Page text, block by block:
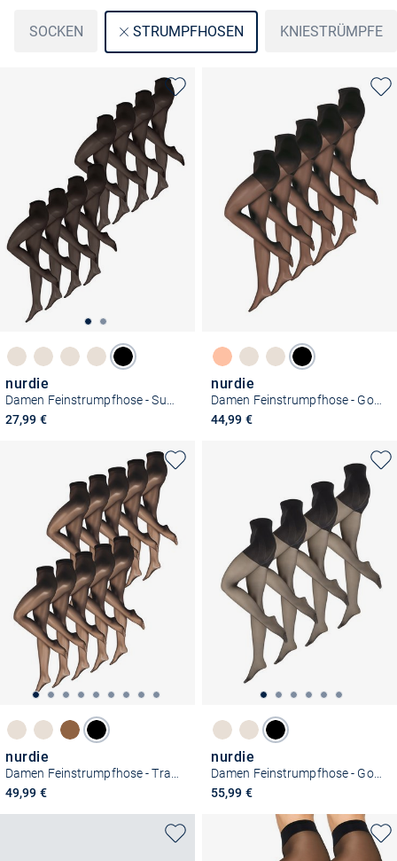
SOCKEN STRUMPFHOSEN KNIESTRÜMPFE
nurdie
27,99 €
nurdie
Damen Feinstrumpfhose - Goodbye Laufmaschen 20 DEN
44,99 €
nurdie
49,99 €
nurdie
Damen Feinstrumpfhose - Goodbye Laufmaschen Shape 20 DEN
55,99 €